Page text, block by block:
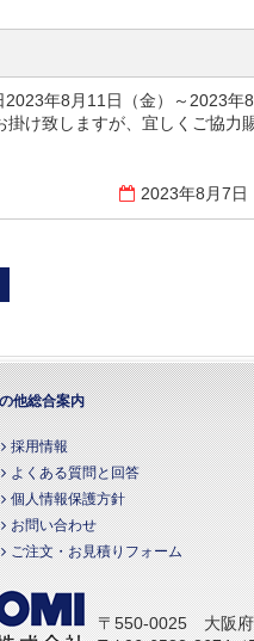
年8月11日（金）～2023年8
け致しますが、宜しくご協力
2023年8月7日
他総合案内
採用情報
よくある質問と回答
個人情報保護方針
お問い合わせ
ご注文・お見積りフォーム
〒550-0025 大阪